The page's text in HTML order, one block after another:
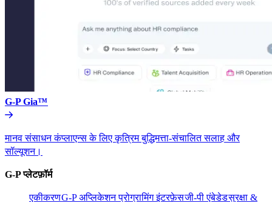
G-P Gia™​​
मानव संसाधन कंप्लाएन्स के लिए कृत्रिम बुद्धिमत्ता-संचालित सलाह और
सॉल्यूशन।​​
G-P प्लेटफ़ॉर्म​​
एकीकरण​​G-P अप्लिकेशन प्रोग्रामिंग इंटरफ़ेस​​जी-पी एंबेडेड​​सुरक्षा &